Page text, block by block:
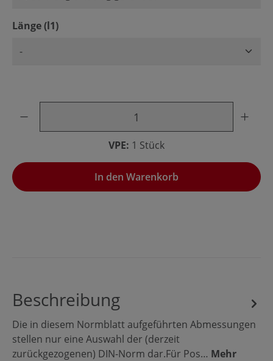
Länge (l1)auswählen
VPE: 1 Stück
In den Warenkorb
Beschreibung
Die in diesem Normblatt aufgeführten Abmessungen
stellen nur eine Auswahl der (derzeit
zurückgezogenen) DIN-Norm dar.Für Pos… Mehr